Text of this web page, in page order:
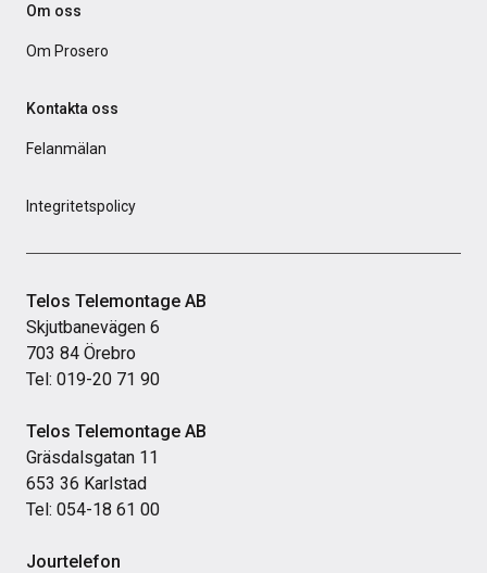
Om oss
Om Prosero
Kontakta oss
Felanmälan
Integritetspolicy
Telos Telemontage AB
Skjutbanevägen 6
703 84 Örebro
Tel: 019-20 71 90
Telos Telemontage AB
Gräsdalsgatan 11
653 36 Karlstad
Tel: 054-18 61 00
Jourtelefon